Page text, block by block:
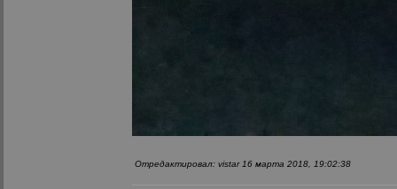
Отредактировал: vistar 16 марта 2018, 19:02:38